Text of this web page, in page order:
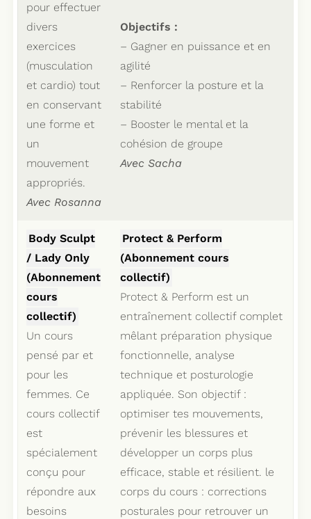
pour effectuer
divers
exercices
(musculation
et cardio) tout
en conservant
une forme et
un
mouvement
appropriés.
Avec Rosanna
Objectifs :
– Gagner en puissance et en
agilité
– Renforcer la posture et la
stabilité
– Booster le mental et la
cohésion de groupe
Avec Sacha
Body Sculpt
/ Lady Only
(Abonnement
cours
collectif)
Un cours
pensé par et
pour les
femmes. Ce
cours collectif
est
spécialement
conçu pour
répondre aux
besoins
Protect & Perform
(Abonnement cours
collectif)
Protect & Perform est un
entraînement collectif complet
mêlant préparation physique
fonctionnelle, analyse
technique et posturologie
appliquée. Son objectif :
optimiser tes mouvements,
prévenir les blessures et
développer un corps plus
efficace, stable et résilient. le
corps du cours : corrections
posturales pour retrouver un